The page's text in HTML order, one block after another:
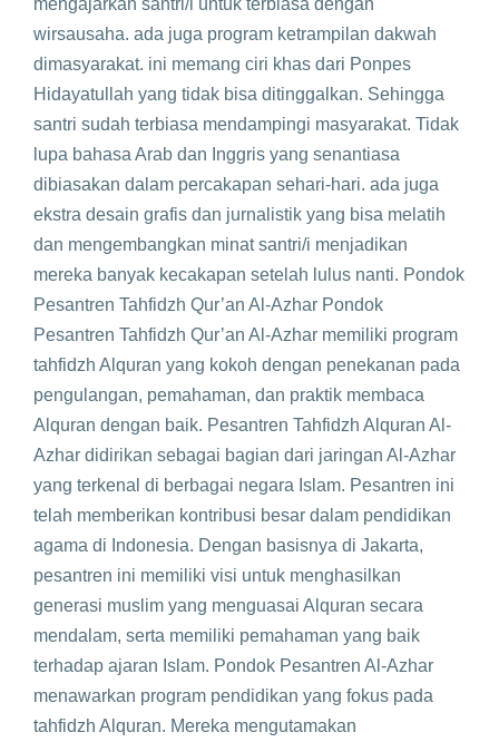
mengajarkan santri/i untuk terbiasa dengan
wirsausaha. ada juga program ketrampilan dakwah
dimasyarakat. ini memang ciri khas dari Ponpes
Hidayatullah yang tidak bisa ditinggalkan. Sehingga
santri sudah terbiasa mendampingi masyarakat. Tidak
lupa bahasa Arab dan Inggris yang senantiasa
dibiasakan dalam percakapan sehari-hari. ada juga
ekstra desain grafis dan jurnalistik yang bisa melatih
dan mengembangkan minat santri/i menjadikan
mereka banyak kecakapan setelah lulus nanti. Pondok
Pesantren Tahfidzh Qur’an Al-Azhar Pondok
Pesantren Tahfidzh Qur’an Al-Azhar memiliki program
tahfidzh Alquran yang kokoh dengan penekanan pada
pengulangan, pemahaman, dan praktik membaca
Alquran dengan baik. Pesantren Tahfidzh Alquran Al-
Azhar didirikan sebagai bagian dari jaringan Al-Azhar
yang terkenal di berbagai negara Islam. Pesantren ini
telah memberikan kontribusi besar dalam pendidikan
agama di Indonesia. Dengan basisnya di Jakarta,
pesantren ini memiliki visi untuk menghasilkan
generasi muslim yang menguasai Alquran secara
mendalam, serta memiliki pemahaman yang baik
terhadap ajaran Islam. Pondok Pesantren Al-Azhar
menawarkan program pendidikan yang fokus pada
tahfidzh Alquran. Mereka mengutamakan